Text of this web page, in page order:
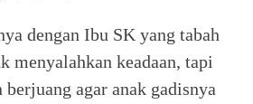
dengan Ibu SK yang tabah
menyalahkan keadaan, tapi
berjuang agar anak gadisnya